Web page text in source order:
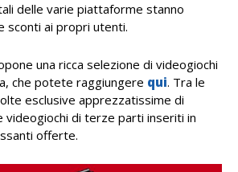
delle varie piattaforme stanno
sconti ai propri utenti.
una ricca selezione di videogiochi
che potete raggiungere qui. Tra le
esclusive apprezzatissime di
videogiochi di terze parti inseriti in
offerte.